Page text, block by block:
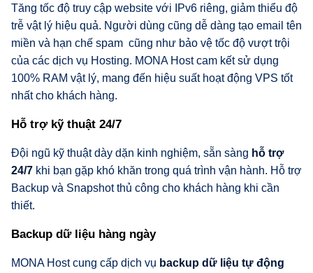
Tăng tốc độ truy cập website với IPv6 riêng, giảm thiểu độ
trễ vật lý hiệu quả. Người dùng cũng dễ dàng tạo email tên
miền và hạn chế spam cũng như bảo vệ tốc độ vượt trội
của các dịch vụ Hosting. MONA Host cam kết sử dụng
100% RAM vật lý, mang đến hiệu suất hoạt động VPS tốt
nhất cho khách hàng.
Hỗ trợ kỹ thuật 24/7
Đội ngũ kỹ thuật dày dặn kinh nghiệm, sẵn sàng hỗ trợ
24/7 khi bạn gặp khó khăn trong quá trình vận hành. Hỗ trợ
Backup và Snapshot thủ công cho khách hàng khi cần
thiết.
Backup dữ liệu hàng ngày
MONA Host cung cấp dịch vụ backup dữ liệu tự động